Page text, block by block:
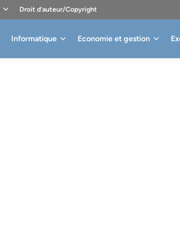
Droit d’auteur/Copyright
Informatique Economie et gestion